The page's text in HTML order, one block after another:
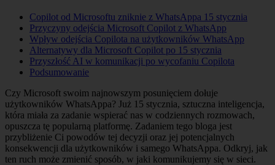
Copilot od Microsoftu zniknie z WhatsAppa 15 stycznia
Przyczyny odejścia Microsoft Copilot z WhatsApp
Wpływ odejścia Copilota na użytkowników WhatsApp
Alternatywy dla Microsoft Copilot po 15 stycznia
Przyszłość AI w komunikacji po wycofaniu Copilota
Podsumowanie
Czy Microsoft swoim najnowszym posunięciem dołuje
użytkowników WhatsAppa? Już 15 stycznia, sztuczna inteligencja,
która miała za zadanie wspierać nas w codziennych rozmowach,
opuszcza tę popularną platformę. Zadaniem tego bloga jest
przybliżenie Ci powodów tej decyzji oraz jej potencjalnych
konsekwencji dla użytkowników i samego WhatsAppa. Odkryj, jak
ten ruch może zmienić sposób, w jaki komunikujemy się w sieci.